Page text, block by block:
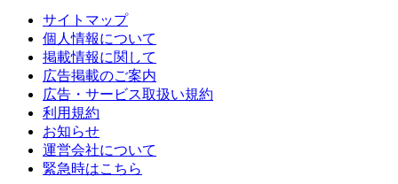
サイトマップ
個人情報について
掲載情報に関して
広告掲載のご案内
広告・サービス取扱い規約
利用規約
お知らせ
運営会社について
緊急時はこちら